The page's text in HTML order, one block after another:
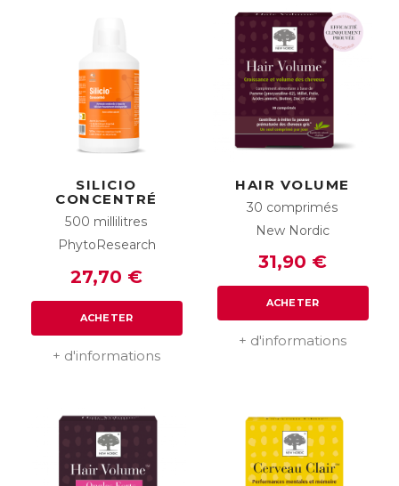
SILICIO
CONCENTRÉ
500 millilitres
PhytoResearch
27,70 €
ACHETER
+ d'informations
HAIR VOLUME
30 comprimés
New Nordic
31,90 €
ACHETER
+ d'informations